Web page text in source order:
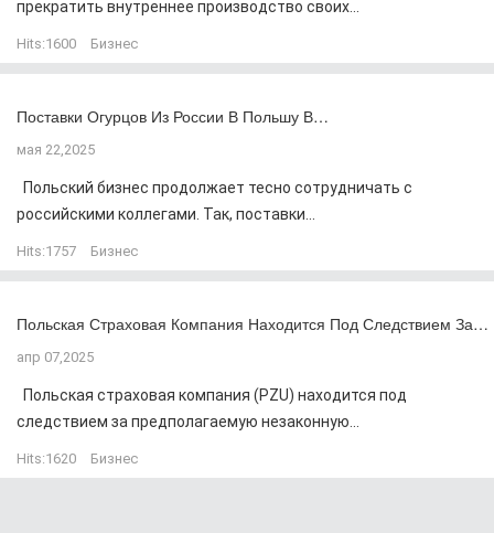
прекратить внутреннее производство своих...
Hits:1600 Бизнес
Поставки Огурцов Из России В Польшу В…
мая 22,2025
Польский бизнес продолжает тесно сотрудничать с
российскими коллегами. Так, поставки...
Hits:1757 Бизнес
Польская Страховая Компания Находится Под Следствием За…
апр 07,2025
Польская страховая компания (PZU) находится под
следствием за предполагаемую незаконную...
Hits:1620 Бизнес